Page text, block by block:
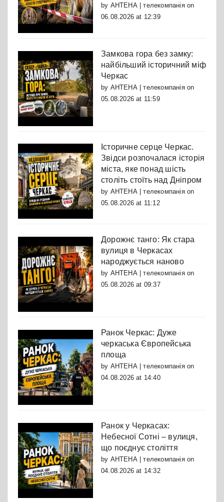
by АНТЕНА | телекомпаніяon
06.08.2026 at 12:39
Замкова гора без замку:
найбільший історичний міф
Черкас
by АНТЕНА | телекомпаніяon
05.08.2026 at 11:59
Історичне серце Черкас.
Звідси розпочалася історія
міста, яке понад шість
століть стоїть над Дніпром
by АНТЕНА | телекомпаніяon
05.08.2026 at 11:12
Дорожнє танго: Як стара
вулиця в Черкасах
народжується наново
by АНТЕНА | телекомпаніяon
05.08.2026 at 09:37
Ранок Черкас: Дуже
черкаська Європейська
площа
by АНТЕНА | телекомпаніяon
04.08.2026 at 14:40
Ранок у Черкасах:
Небесної Сотні – вулиця,
що поєднує століття
by АНТЕНА | телекомпаніяon
04.08.2026 at 14:32